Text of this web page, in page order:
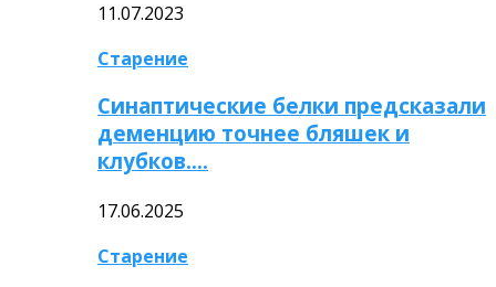
11.07.2023
Старение
Синаптические белки предсказали
деменцию точнее бляшек и
клубков….
17.06.2025
Старение